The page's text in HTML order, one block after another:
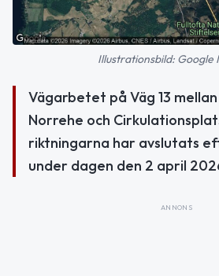
Illustrationsbild: Google
Vägarbetet på Väg 13
Norrehe och
riktningarna har avslutats
under dagen den 2 april
ANNONS